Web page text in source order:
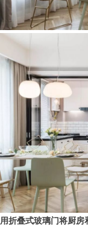
用折叠式玻璃门将厨房